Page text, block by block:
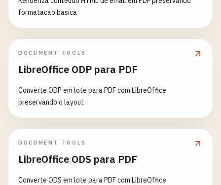
formatacao basica
DOCUMENT TOOLS
LibreOffice ODP para PDF
Converte ODP em lote para PDF com LibreOffice
preservando o layout
DOCUMENT TOOLS
LibreOffice ODS para PDF
Converte ODS em lote para PDF com LibreOffice